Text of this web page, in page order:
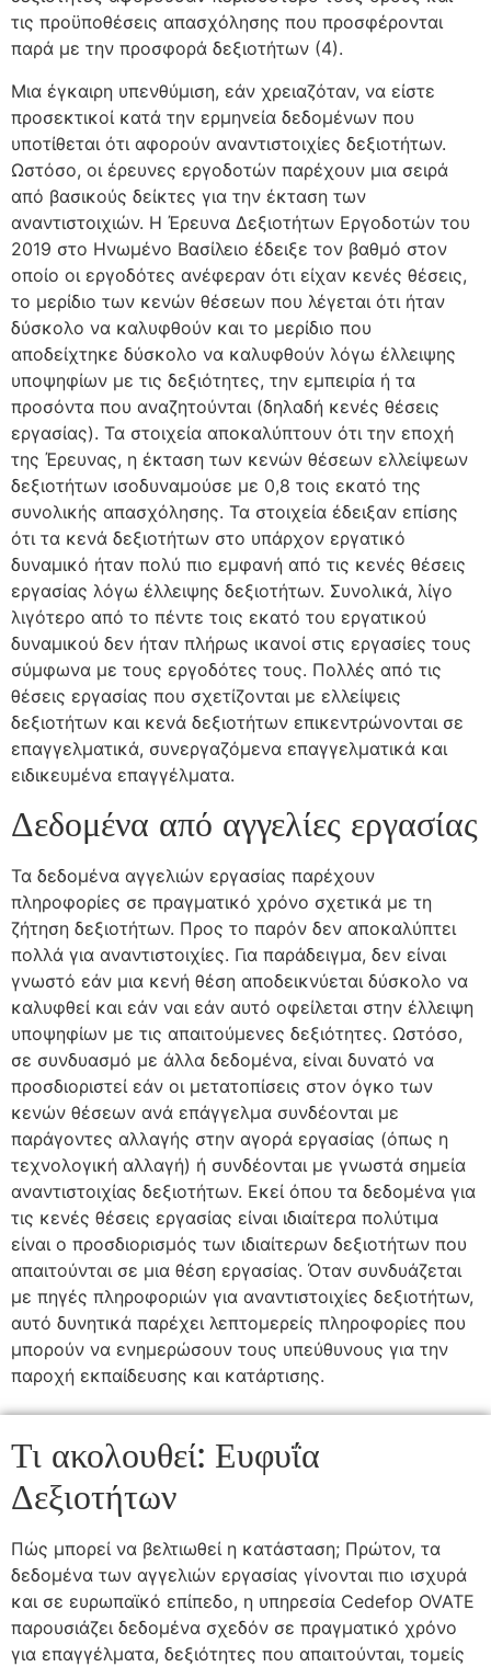
τις προϋποθέσεις απασχόλησης που προσφέρονται
παρά με την προσφορά δεξιοτήτων (4).
Μια έγκαιρη υπενθύμιση, εάν χρειαζόταν, να είστε
προσεκτικοί κατά την ερμηνεία δεδομένων που
υποτίθεται ότι αφορούν αναντιστοιχίες δεξιοτήτων.
Ωστόσο, οι έρευνες εργοδοτών παρέχουν μια σειρά
από βασικούς δείκτες για την έκταση των
αναντιστοιχιών. Η Έρευνα Δεξιοτήτων Εργοδοτών του
2019 στο Ηνωμένο Βασίλειο έδειξε τον βαθμό στον
οποίο οι εργοδότες ανέφεραν ότι είχαν κενές θέσεις,
το μερίδιο των κενών θέσεων που λέγεται ότι ήταν
δύσκολο να καλυφθούν και το μερίδιο που
αποδείχτηκε δύσκολο να καλυφθούν λόγω έλλειψης
υποψηφίων με τις δεξιότητες, την εμπειρία ή τα
προσόντα που αναζητούνται (δηλαδή κενές θέσεις
εργασίας). Τα στοιχεία αποκαλύπτουν ότι την εποχή
της Έρευνας, η έκταση των κενών θέσεων ελλείψεων
δεξιοτήτων ισοδυναμούσε με 0,8 τοις εκατό της
συνολικής απασχόλησης. Τα στοιχεία έδειξαν επίσης
ότι τα κενά δεξιοτήτων στο υπάρχον εργατικό
δυναμικό ήταν πολύ πιο εμφανή από τις κενές θέσεις
εργασίας λόγω έλλειψης δεξιοτήτων. Συνολικά, λίγο
λιγότερο από το πέντε τοις εκατό του εργατικού
δυναμικού δεν ήταν πλήρως ικανοί στις εργασίες τους
σύμφωνα με τους εργοδότες τους. Πολλές από τις
θέσεις εργασίας που σχετίζονται με ελλείψεις
δεξιοτήτων και κενά δεξιοτήτων επικεντρώνονται σε
επαγγελματικά, συνεργαζόμενα επαγγελματικά και
ειδικευμένα επαγγέλματα.
Δεδομένα από αγγελίες εργασίας
Τα δεδομένα αγγελιών εργασίας παρέχουν
πληροφορίες σε πραγματικό χρόνο σχετικά με τη
ζήτηση δεξιοτήτων. Προς το παρόν δεν αποκαλύπτει
πολλά για αναντιστοιχίες. Για παράδειγμα, δεν είναι
γνωστό εάν μια κενή θέση αποδεικνύεται δύσκολο να
καλυφθεί και εάν ναι εάν αυτό οφείλεται στην έλλειψη
υποψηφίων με τις απαιτούμενες δεξιότητες. Ωστόσο,
σε συνδυασμό με άλλα δεδομένα, είναι δυνατό να
προσδιοριστεί εάν οι μετατοπίσεις στον όγκο των
κενών θέσεων ανά επάγγελμα συνδέονται με
παράγοντες αλλαγής στην αγορά εργασίας (όπως η
τεχνολογική αλλαγή) ή συνδέονται με γνωστά σημεία
αναντιστοιχίας δεξιοτήτων. Εκεί όπου τα δεδομένα για
τις κενές θέσεις εργασίας είναι ιδιαίτερα πολύτιμα
είναι ο προσδιορισμός των ιδιαίτερων δεξιοτήτων που
απαιτούνται σε μια θέση εργασίας. Όταν συνδυάζεται
με πηγές πληροφοριών για αναντιστοιχίες δεξιοτήτων,
αυτό δυνητικά παρέχει λεπτομερείς πληροφορίες που
μπορούν να ενημερώσουν τους υπεύθυνους για την
παροχή εκπαίδευσης και κατάρτισης.
Τι ακολουθεί: Ευφυΐα
Δεξιοτήτων
Πώς μπορεί να βελτιωθεί η κατάσταση; Πρώτον, τα
δεδομένα των αγγελιών εργασίας γίνονται πιο ισχυρά
και σε ευρωπαϊκό επίπεδο, η υπηρεσία Cedefop OVATE
παρουσιάζει δεδομένα σχεδόν σε πραγματικό χρόνο
για επαγγέλματα, δεξιότητες που απαιτούνται, τομείς